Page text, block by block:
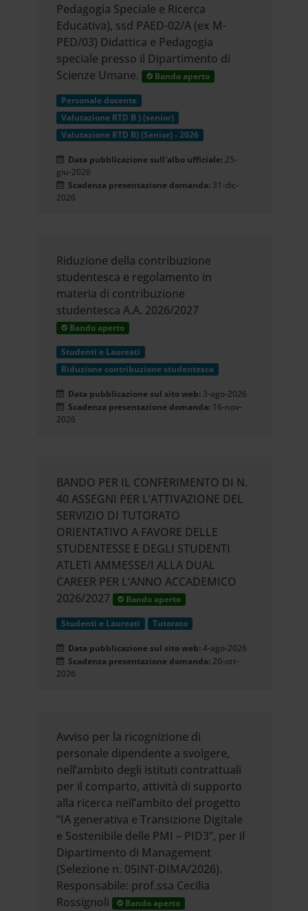
Pedagogia Speciale e Ricerca
Educativa), ssd PAED-02/A (ex M-
PED/03) Didattica e Pedagogia
speciale presso il Dipartimento di
Scienze Umane.
Bando aperto
Personale docente
Valutazione RTD B ) (senior)
Valutazione RTD B) (Senior) - 2026
Data pubblicazione sull'albo ufficiale: 25-
giu-2026
Scadenza presentazione domanda: 31-dic-
2026
Riduzione della contribuzione
studentesca e regolamento in
materia di contribuzione
studentesca A.A. 2026/2027
Bando aperto
Studenti e Laureati
Riduzione contribuzione studentesca
Data pubblicazione sul sito web: 3-ago-2026
Scadenza presentazione domanda: 16-nov-
2026
BANDO PER IL CONFERIMENTO DI N.
40 ASSEGNI PER L’ATTIVAZIONE DEL
SERVIZIO DI TUTORATO
ORIENTATIVO A FAVORE DELLE
STUDENTESSE E DEGLI STUDENTI
ATLETI AMMESSE/I ALLA DUAL
CAREER PER L’ANNO ACCADEMICO
2026/2027
Bando aperto
Studenti e Laureati Tutorato
Data pubblicazione sul sito web:4-ago-2026
Scadenza presentazione domanda: 20-ott-
2026
Avviso per la ricognizione di
personale dipendente a svolgere,
nell’ambito degli istituti contrattuali
per il comparto, attività di supporto
alla ricerca nell’ambito del progetto
“IA generativa e Transizione Digitale
e Sostenibile delle PMI – PID3”, per il
Dipartimento di Management
(Selezione n. 05INT-DIMA/2026).
Responsabile: prof.ssa Cecilia
Rossignoli
Bando aperto